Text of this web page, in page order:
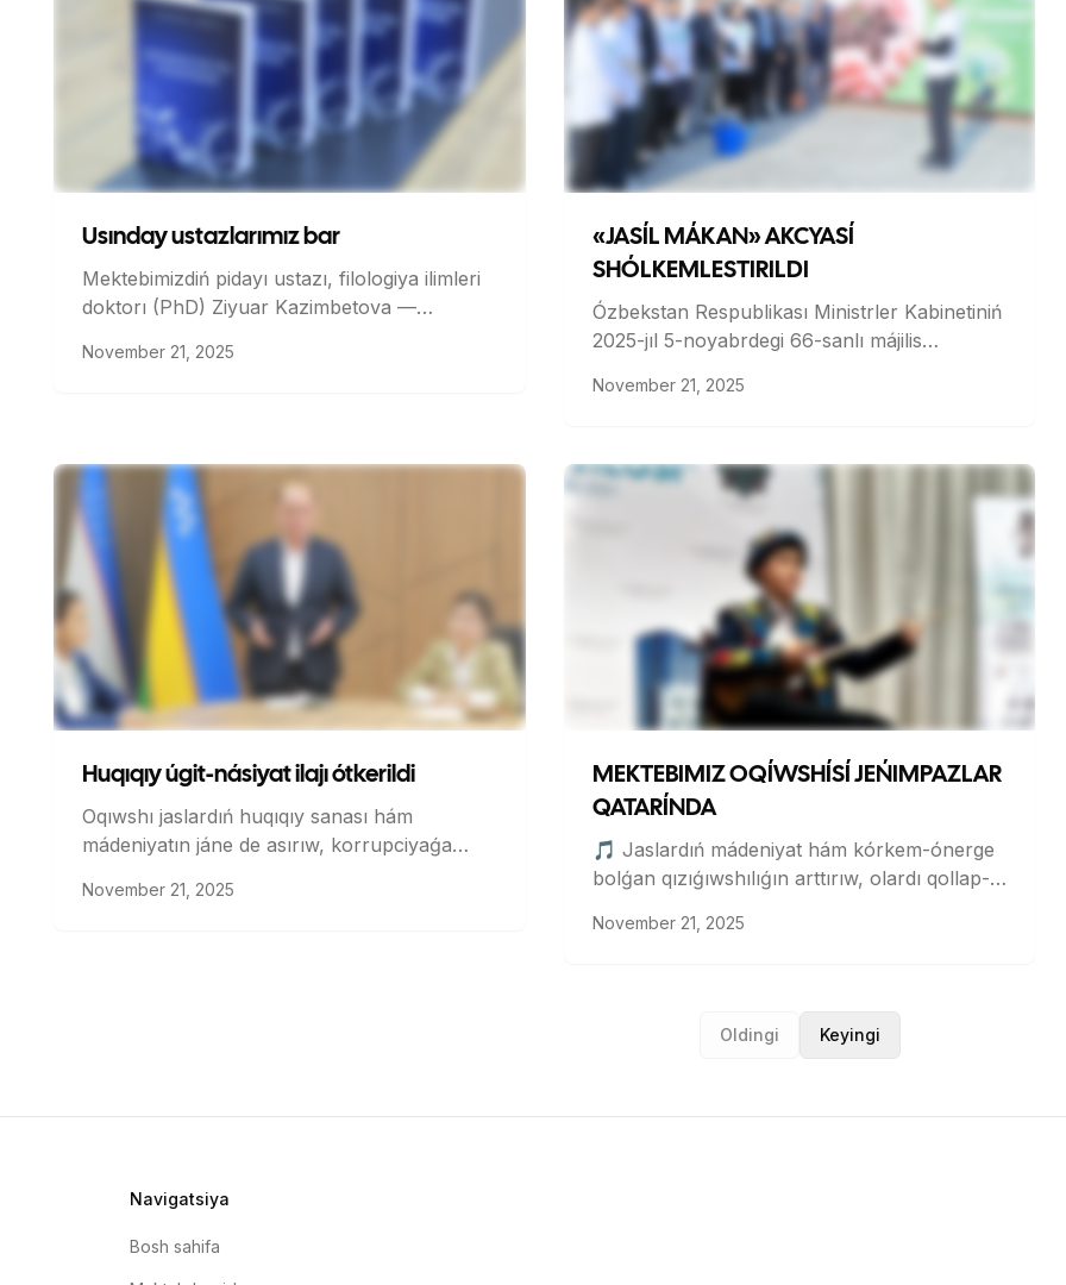
Usınday ustazlarımız bar
Mektebimizdiń pidayı ustazı, filologiya ilimleri
doktorı (PhD) Ziyuar Kazimbetova —
bakalavr basqıshı studentleri ushın oqıw
November 21, 2025
«JASÍL MÁKAN» AKCYASÍ
SHÓLKEMLESTIRILDI
Ózbekstan Respublikası Ministrler Kabinetiniń
2025-jıl 5-noyabrdegi 66-sanlı májilis
“Jasıl mákan” ulıwma milliy joybarı
belgilengen bolıp, 8-noyabrden joybar
“Áhmiyetli bir aylıq” járiyalandı.
November 21, 2025
Huqıqıy úgit-násiyat ilajı ótkerildi
Oqıwshı jaslardıń huqıqıy sanası hám
mádeniyatın jáne de asırıw, korrupciyaǵa
profilaktikalıq ilajlardı kúsheytiw maqsetinde
November 21, 2025
MEKTEBIMIZ OQÍWSHÍSÍ JEŃIMPAZLAR
QATARÍNDA
🎵 Jaslardıń mádeniyat hám kórkem-ónerge
bolǵan qızıǵıwshılıǵın arttırıw, olardı qollap-
qosıqshılıq, muzika hám kórkem-ónerdi keń
November 21, 2025
Oldingi Keyingi
Navigatsiya
Bosh sahifa